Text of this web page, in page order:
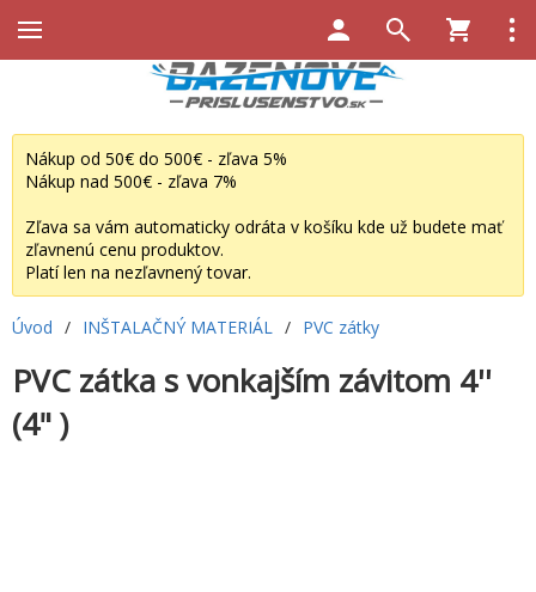
Nákup od 50€ do 500€ - zľava 5%
Nákup nad 500€ - zľava 7%
Zľava sa vám automaticky odráta v košíku kde už budete mať
zľavnenú cenu produktov.
Platí len na nezľavnený tovar.
Úvod / INŠTALAČNÝ MATERIÁL / PVC zátky
PVC zátka s vonkajším závitom 4''
(4" )